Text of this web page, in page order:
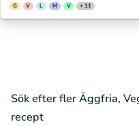
G V L M V + 11
Sök efter fler Äggfria,
recept